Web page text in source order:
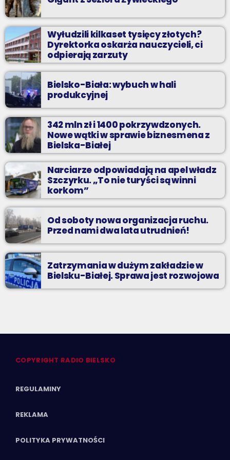
Wyłudzili kilkaset tysięcy złotych?
Dyrektorka oskarża nauczycieli, ci
odpierają zarzuty
Bielsko-Biała: wybuch w hali
produkcyjnej
342 mln zł i 1400 pokrzywdzonych.
Nowe wątki w sprawie biznesmena z
Bielska-Białej
Narciarze odpowiadają na apel władz
Szczyrku. „To nie turyści są winni
korkom”
Od soboty nowa organizacja ruchu.
Przed nami dwa lata utrudnień!
Zatrzymania w dużym zakładzie w
Bielsku-Białej. Sprawa jest rozwojowa
COPYRIGHT RADIO BIELSKO
REGULAMINY
REKLAMA
POLITYKA PRYWATNOŚCI